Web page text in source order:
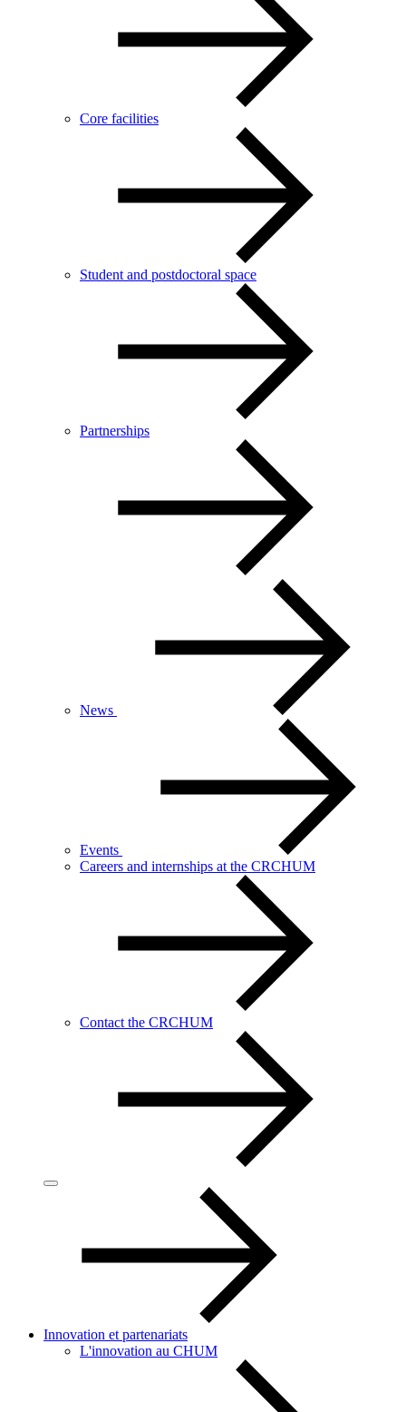
Core facilities
Student and postdoctoral space
Partnerships
News
Events
Careers and internships at the CRCHUM
Contact the CRCHUM
Innovation et partenariats
L'innovation au CHUM